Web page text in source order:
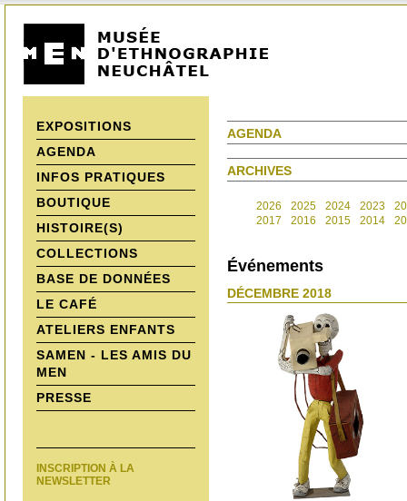
EXPOSITIONS
AGENDA
INFOS PRATIQUES
BOUTIQUE
HISTOIRE(S)
COLLECTIONS
BASE DE DONNÉES
LE CAFÉ
ATELIERS ENFANTS
SAMEN - LES AMIS DU
MEN
PRESSE
INSCRIPTION À LA
NEWSLETTER
AGENDA
ARCHIVES
2026 2025 2024 2023
2017
2016 2015 2014
Événements
DÉCEMBRE 2018